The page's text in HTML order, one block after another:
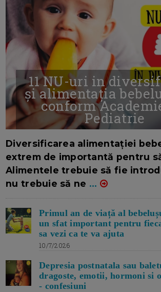
11 NU-uri in
și alimentația
conform
Pediatrie
Diversificarea alimentației
extrem de importantă pentru
Alimentele trebuie să fie
nu trebuie să ne ...
Primul an de viață al
un sfat important pentru
sa vezi ca te va ajuta
10/7/2026
Depresia postnatala sau
dragoste, emotii, hormoni si
- confesiuni